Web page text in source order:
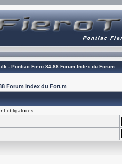
- Pontiac Fiero 84-88 Forum Index du Forum
Forum Index du Forum
obligatoires.